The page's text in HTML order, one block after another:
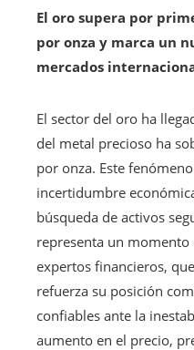
El oro supera por
por onza y marca un
mercados
El sector del oro ha
del metal precioso ha
por onza. Este
incertidumbre
búsqueda de activos
representa un
expertos financieros,
refuerza su posición
confiables ante la
aumento en el precio,